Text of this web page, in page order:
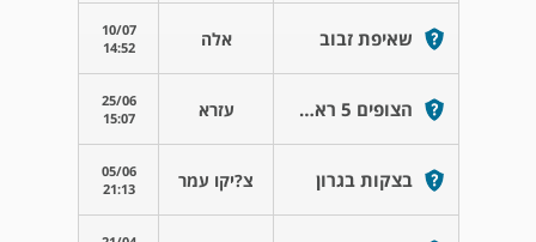
שאיפת זבוב אלה
10/07
14:52
הצופים 5 ראשון לציון עזרא
25/06
15:07
בצקות בגרון צ?יקו עמר
05/06
21:13